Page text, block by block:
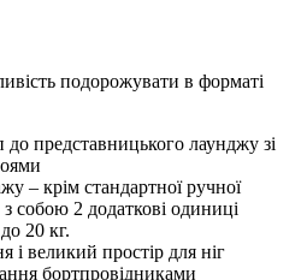
подорожувати в форматі
представницького лаунджу зі
– крім стандартної ручної
собою 2 додаткові одиниці
20 кг.
і великий простір для ніг
бортпровідниками